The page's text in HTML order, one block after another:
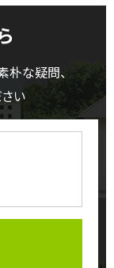
朴な疑問、
い